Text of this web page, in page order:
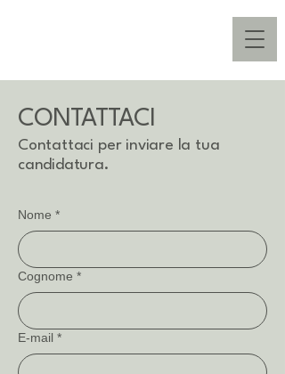
CONTATTACI
Contattaci per inviare la tua
candidatura.
Nome *
Cognome *
E-mail *